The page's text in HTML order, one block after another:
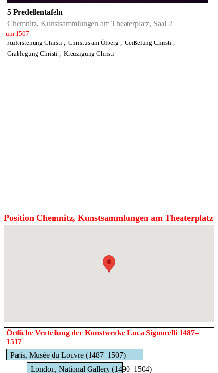
5 Predellentafeln
Chemnitz, Kunstsammlungen am Theaterplatz, Saal 2
um 1507
Auferstehung Christi
Christus am Ölberg Geißelung Christi
Grablegung Christi
Kreuzigung Christi
Position Chemnitz, Kunstsammlungen am Theaterplatz
Örtliche Verteilung der Kunstwerke Luca Signorelli 1487–
1517
Paris, Musée du Louvre (1487–1507)
London, National Gallery (1490–1504)